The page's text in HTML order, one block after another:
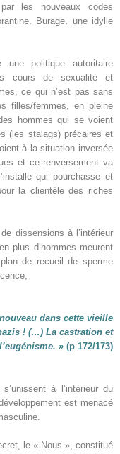
les nouveaux codes
Burage, une idylle
une politique autoritaire
cours de sexualité et
ce qui n’est pas sans
filles/femmes, en pleine
hommes qui se voient
(les stalags) précaires et
à la situation inversée
et ce renversement va
qui pourchasse et
la clientèle des riches
dissensions à l’intérieur
plus d’hommes meurent
de recueil de sperme
dans cette vieille
! (…) La castration et
» (p 172/173)
à l’intérieur du
est menacé
le « Nous », constitué